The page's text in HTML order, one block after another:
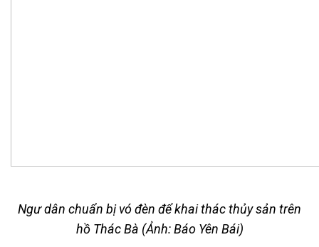
Ngư dân chuẩn bị vó đèn để khai thác thủy sản trên
hồ Thác Bà (Ảnh: Báo Yên Bái)